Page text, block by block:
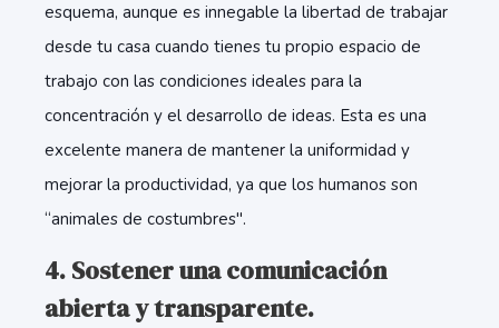
esquema, aunque es innegable la libertad de trabajar
desde tu casa cuando tienes tu propio espacio de
trabajo con las condiciones ideales para la
concentración y el desarrollo de ideas. Esta es una
excelente manera de mantener la uniformidad y
mejorar la productividad, ya que los humanos son
“animales de costumbres".
4. Sostener una comunicación
abierta y transparente.